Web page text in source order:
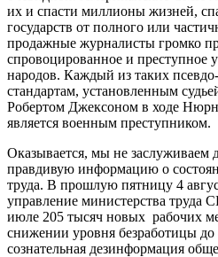
их и спасти миллионы жизней,
государств от полного или
продажные журналисты громко
спровоцированное и преступное
народов. Каждый из таких
стандартам, установленным
Робертом Джексоном в ходе
является военным преступником.
Оказывается, мы не заслуживаем
правдивую информацию о
труда. В прошлую пятницу 4
управление министерства
июле 205 тысяч новых рабочих
снижении уровня безработицы
сознательная дезинформация